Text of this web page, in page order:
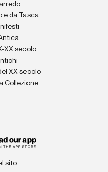
e da Tasca
XX secolo
XX secolo
Collezione
sito